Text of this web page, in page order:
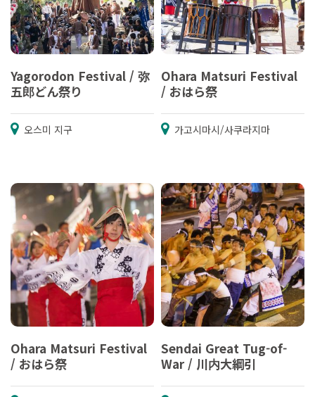
Yagorodon Festival / 弥
五郎どん祭り
오스미 지구
Ohara Matsuri Festival
/ おはら祭
가고시마시/사쿠라지마
Ohara Matsuri Festival
/ おはら祭
Sendai Great Tug-of-
War / 川内大綱引